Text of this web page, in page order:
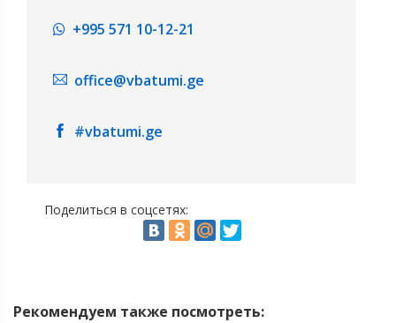
+995 571 10-12-21
office@vbatumi.ge
#vbatumi.ge
Поделиться в соцсетях:
Рекомендуем также посмотреть: